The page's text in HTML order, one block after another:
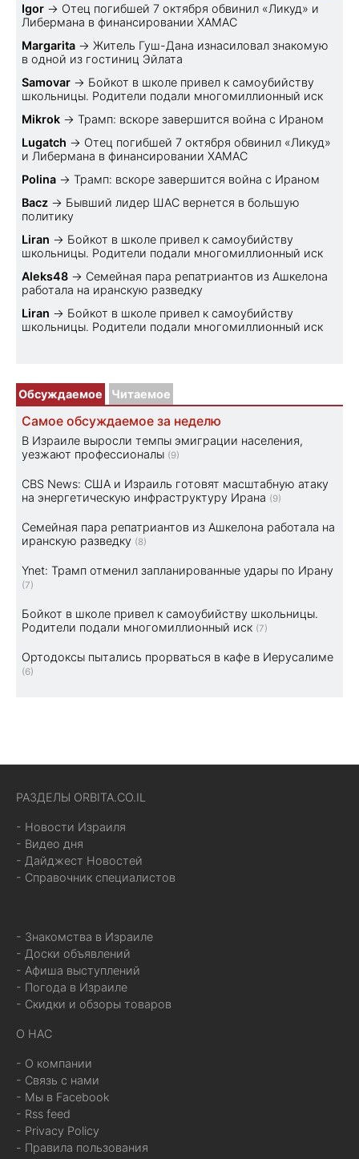
Igor → Отец погибшей 7 октября обвинил «Ликуд» и
Либермана в финансировании ХАМАС
Margarita → Житель Гуш-Дана изнасиловал знакомую
в одной из гостиниц Эйлата
Samovar → Бойкот в школе привел к самоубийству
школьницы. Родители подали многомиллионный иск
Mikrok → Трамп: вскоре завершится война с Ираном
Lugatch → Отец погибшей 7 октября обвинил «Ликуд»
и Либермана в финансировании ХАМАС
Polina → Трамп: вскоре завершится война с Ираном
Bacz → Бывший лидер ШАС вернется в большую
политику
Liran → Бойкот в школе привел к самоубийству
школьницы. Родители подали многомиллионный иск
Aleks48 → Семейная пара репатриантов из Ашкелона
работала на иранскую разведку
Liran → Бойкот в школе привел к самоубийству
школьницы. Родители подали многомиллионный иск
Обсуждаемое Читаемое
Самое обсуждаемое за неделю
В Израиле выросли темпы эмиграции населения,
уезжают профессионалы (9)
CBS News: США и Израиль готовят масштабную атаку
на энергетическую инфраструктуру Ирана (9)
Семейная пара репатриантов из Ашкелона работала на
иранскую разведку (8)
Ynet: Трамп отменил запланированные удары по Ирану
(7)
Бойкот в школе привел к самоубийству школьницы.
Родители подали многомиллионный иск (7)
Ортодоксы пытались прорваться в кафе в Иерусалиме
(6)
РАЗДЕЛЫ ORBITA.CO.IL
- Новости Израиля
- Видео дня
- Дайджест Новостей
- Справочник специалистов
- Знакомства в Израиле
- Доски объявлений
- Афиша выступлений
- Погода в Израиле
- Скидки и обзоры товаров
О НАС
- О компании
- Связь с нами
- Мы в Facebook
- Rss feed
- Privacy Policy
- Правила пользования